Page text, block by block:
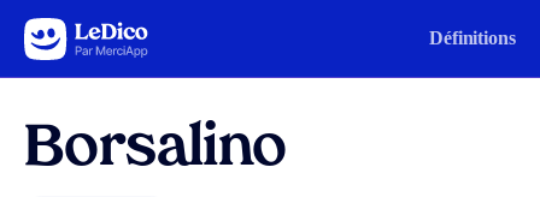
Aller au contenu Définitions
Borsalino